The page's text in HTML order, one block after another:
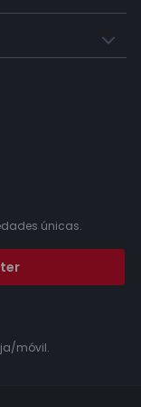
únicas.
móvil.